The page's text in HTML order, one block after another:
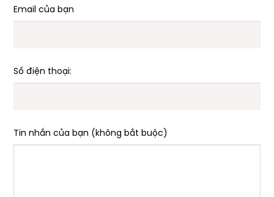
Email của bạn
Số điện thoại:
Tin nhắn của bạn (không bắt buộc)